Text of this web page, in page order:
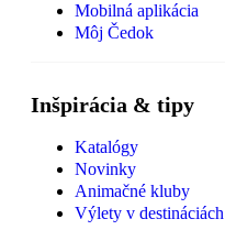
Mobilná aplikácia
Môj Čedok
Inšpirácia & tipy
Katalógy
Novinky
Animačné kluby
Výlety v destináciách